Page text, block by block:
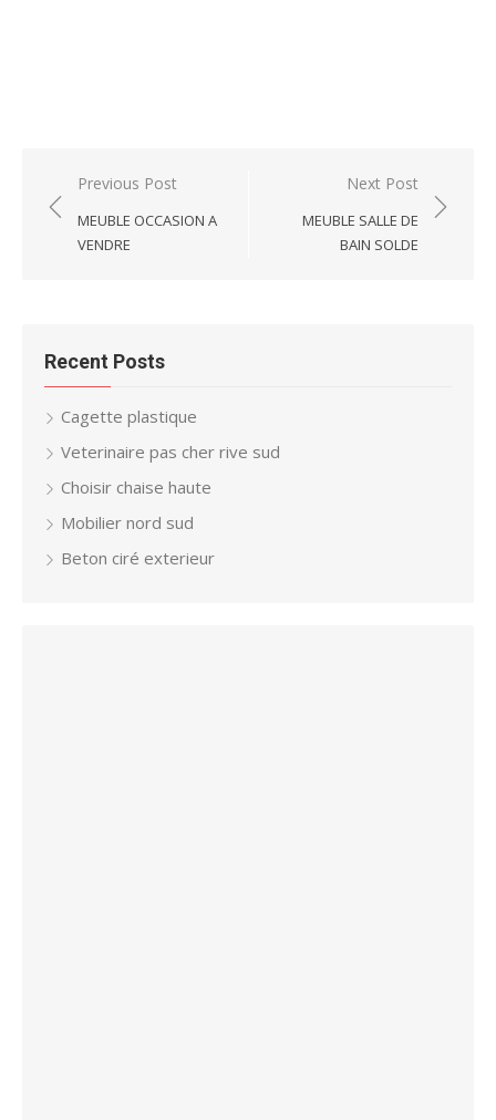
Post
navigation
Previous Post
MEUBLE OCCASION A
VENDRE
Next Post
MEUBLE SALLE DE
BAIN SOLDE
Recent Posts
Cagette plastique
Veterinaire pas cher rive sud
Choisir chaise haute
Mobilier nord sud
Beton ciré exterieur